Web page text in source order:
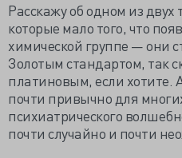
Расскажу об одном из двух
которые мало того, что
химической группе — они
Золотым стандартом, так
платиновым, если хотите.
почти привычно для
психиатрического
почти случайно и почти